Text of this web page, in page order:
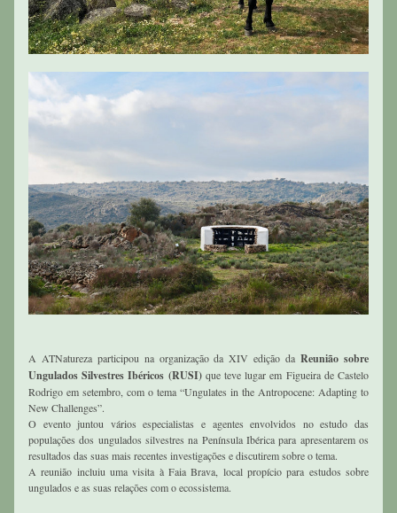
A ATNatureza participou na organização da XIV edição da Reunião sobre
Ungulados Silvestres Ibéricos (RUSI) que teve lugar em Figueira de Castelo
Rodrigo em setembro, com o tema “Ungulates in the Antropocene: Adapting to
New Challenges”.
O evento juntou vários especialistas e agentes envolvidos no estudo das
populações dos ungulados silvestres na Península Ibérica para apresentarem os
resultados das suas mais recentes investigações e discutirem sobre o tema.
A reunião incluiu uma visita à Faia Brava, local propício para estudos sobre
ungulados e as suas relações com o ecossistema.